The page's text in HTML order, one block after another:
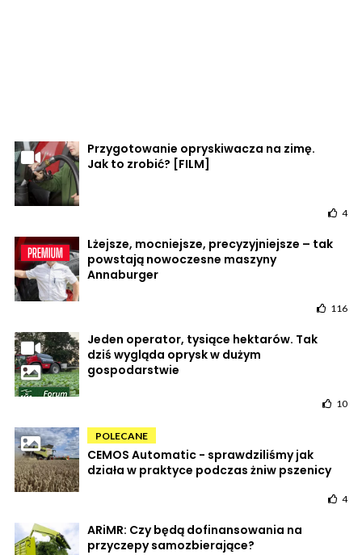
Przygotowanie opryskiwacza na zimę.
Jak to zrobić? [FILM]
4
Lżejsze, mocniejsze, precyzyjniejsze – tak
powstają nowoczesne maszyny
Annaburger
116
Jeden operator, tysiące hektarów. Tak
dziś wygląda oprysk w dużym
gospodarstwie
10
POLECANE
CEMOS Automatic - sprawdziliśmy jak
działa w praktyce podczas żniw pszenicy
4
ARiMR: Czy będą dofinansowania na
przyczepy samozbierające?